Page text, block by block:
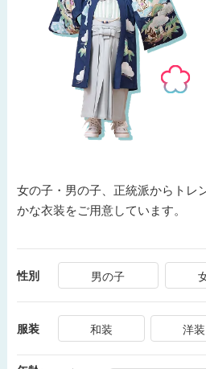
女の子・男の子、正統派からトレ
かな衣装をご用意しています。
性別 男の子
服装 和装 洋装